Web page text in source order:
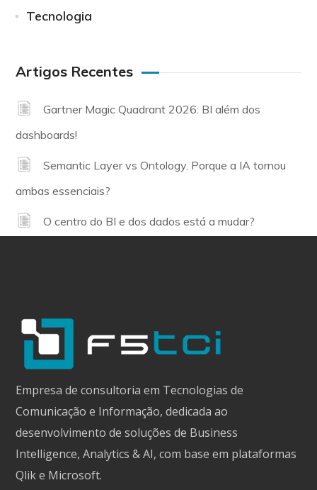
Tecnologia
Artigos Recentes
Gartner Magic Quadrant 2026: BI além dos
dashboards!
Semantic Layer vs Ontology. Porque a IA tornou
ambas essenciais?
O centro do BI e dos dados está a mudar?
Empresa de consultoria em Tecnologias de
Comunicação e Informação, dedicada ao
desenvolvimento de soluções de Business
Intelligence, Analytics & AI, com base em plataformas
Qlik e Microsoft.